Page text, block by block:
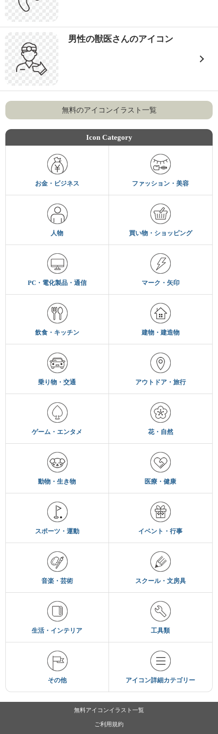
男性の獣医さんのアイコン
無料のアイコンイラスト一覧
Icon Category
お金・ビジネス ファッション・美容
人物 買い物・ショッピング
PC・電化製品・通信 マーク・矢印
飲食・キッチン 建物・建造物
乗り物・交通 アウトドア・旅行
ゲーム・エンタメ 花・自然
動物・生き物 医療・健康
スポーツ・運動 イベント・行事
音楽・芸術 スクール・文房具
生活・インテリア 工具類
その他 アイコン詳細カテゴリー
無料アイコンイラスト一覧
ご利用規約